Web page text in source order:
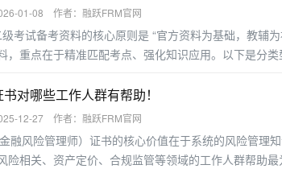
01-08 作者：融跃FRM官网
考试备考资料的核心原则是 “官方资料为基础，教辅
，重点在于精准匹配考点、强化知识应用。以下是分
对哪些工作人群有帮助！
12-27 作者：融跃FRM官网
融风险管理师）证书的核心价值在于系统的风险管理
险相关、资产定价、合规监管等领域的工作人群帮助